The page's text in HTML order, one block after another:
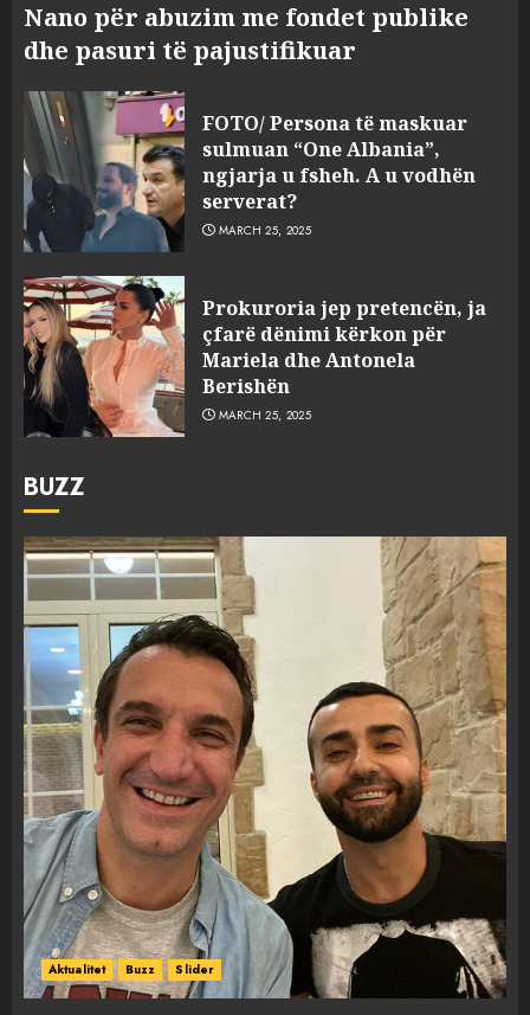
Nano për abuzim me fondet publike
dhe pasuri të pajustifikuar
FOTO/ Persona të maskuar
sulmuan “One Albania”,
ngjarja u fsheh. A u vodhën
serverat?
MARCH 25, 2025
Prokuroria jep pretencën, ja
çfarë dënimi kërkon për
Mariela dhe Antonela
Berishën
MARCH 25, 2025
BUZZ
Aktualitet Buzz Slider